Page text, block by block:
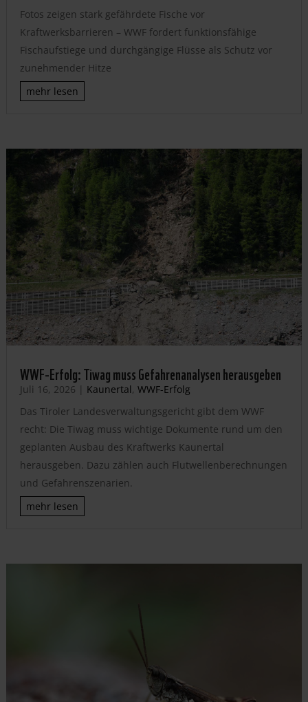
Fotos zeigen stark gefährdete Fische vor
Kraftwerksbarrieren – WWF fordert funktionsfähige
Fischaufstiege und durchgängige Flüsse als Schutz vor
zunehmender Hitze
mehr lesen
WWF-Erfolg: Tiwag muss Gefahrenanalysen herausgeben
Juli 16, 2026 | Kaunertal, WWF-Erfolg
Das Tiroler Landesverwaltungsgericht gibt dem WWF
recht: Die Tiwag muss wichtige Dokumente rund um den
geplanten Ausbau des Kraftwerks Kaunertal
herausgeben. Dazu zählen auch Flutwellenberechnungen
und Gefahrenszenarien.
mehr lesen